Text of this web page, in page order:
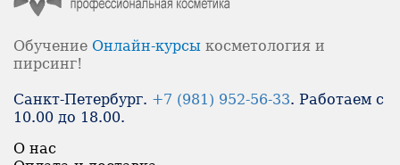
Обучение Онлайн-курсы косметология и
пирсинг!
Санкт-Петербург. +7 (981) 952-56-33. Работаем с
10.00 до 18.00.
О нас